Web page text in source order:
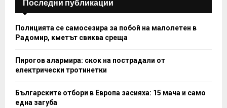
Последни публикации
Полицията се самосезира за побой на малолетен в
Радомир, кметът свиква среща
Пирогов алармира: скок на пострадали от
електрически тротинетки
Българските отбори в Европа засияха: 15 мача и само
една загуба